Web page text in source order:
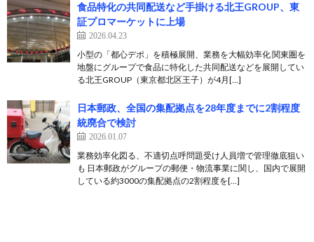
食品特化の共同配送など手掛ける北王GROUP、東
証プロマーケットに上場
2026.04.23
小型の「都心デポ」を積極展開、業務を大幅効率化 関東圏を
地盤にグループで食品に特化した共同配送などを展開してい
る北王GROUP（東京都北区王子）が4月[…]
日本郵政、全国の集配拠点を28年度までに2割程度
統廃合で検討
2026.01.07
業務効率化図る、不適切点呼問題受け人員増で管理徹底狙い
も 日本郵政がグループの郵便・物流事業に関し、国内で展開
している約3000の集配拠点の2割程度を[…]